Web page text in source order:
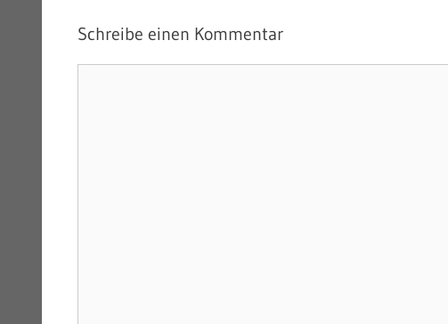
Schreibe einen Kommentar